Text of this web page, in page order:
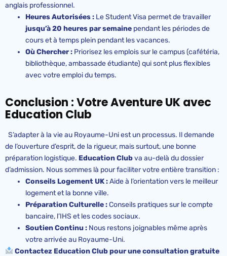
anglais professionnel.
Heures Autorisées : Le Student Visa permet de travailler
jusqu’à 20 heures par semaine pendant les périodes de
cours et à temps plein pendant les vacances.
Où Chercher : Priorisez les emplois sur le campus (cafétéria,
bibliothèque, ambassade étudiante) qui sont plus flexibles
avec votre emploi du temps.
Conclusion : Votre Aventure UK avec
Education Club
S’adapter à la vie au Royaume-Uni est un processus. Il demande
de l’ouverture d’esprit, de la rigueur, mais surtout, une bonne
préparation logistique. Education Clubva au-delà du dossier
d’admission. Nous sommes là pour faciliter votre entière transition :
Conseils Logement UK :Aide à l’orientation vers le meilleur
logement et la bonne ville.
Préparation Culturelle :Conseils pratiques sur le compte
bancaire, l’IHS et les codes sociaux.
Soutien Continu : Nous restons joignables même après
votre arrivée au Royaume-Uni.
Contactez Education Club pour une consultation gratuite